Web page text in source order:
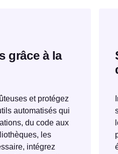
grâce à la
et protégez
automatisés qui
du code aux
les
intégrez